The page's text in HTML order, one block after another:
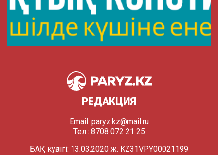
РЕДАКЦИЯ
Email: paryz.kz@mail.ru
Тел.: 8708 072 21 25
БАҚ куәлігі: 13.03.2020 ж. KZ31VPY00021199